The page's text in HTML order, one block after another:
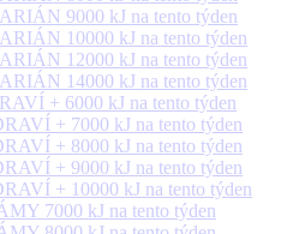
9000 kJ na tento týden
10000 kJ na tento týden
12000 kJ na tento týden
14000 kJ na tento týden
+ 6000 kJ na tento týden
+ 7000 kJ na tento týden
+ 8000 kJ na tento týden
+ 9000 kJ na tento týden
+ 10000 kJ na tento týden
7000 kJ na tento týden